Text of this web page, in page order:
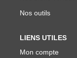
Nos outils
LIENS UTILES
Mon compte